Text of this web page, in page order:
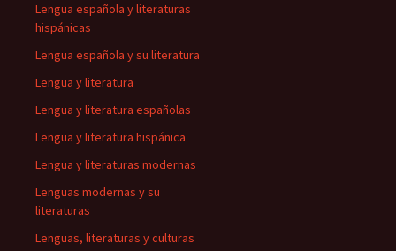
Lengua española y literaturas
hispánicas
Lengua española y su literatura
Lengua y literatura
Lengua y literatura españolas
Lengua y literatura hispánica
Lengua y literaturas modernas
Lenguas modernas y su
literaturas
Lenguas, literaturas y culturas